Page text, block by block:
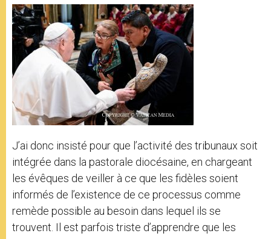
J’ai donc insisté pour que l’activité des tribunaux soit
intégrée dans la pastorale diocésaine, en chargeant
les évêques de veiller à ce que les fidèles soient
informés de l’existence de ce processus comme
remède possible au besoin dans lequel ils se
trouvent. Il est parfois triste d’apprendre que les